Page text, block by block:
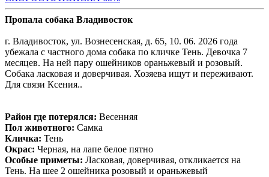
Пропала собака Владивосток
г. Владивосток, ул. Вознесенская, д. 65, 10. 06. 2026 года
убежала с частного дома собака по кличке Тень. Девочка 7
месяцев. На ней пару ошейников ораньжевый и розовый.
Собака ласковая и доверчивая. Хозяева ищут и переживают.
Для связи Ксения..
Район где потерялся: Весенняя
Пол животного: Самка
Кличка: Тень
Окрас: Черная, на лапе белое пятно
Особые приметы: Ласковая, доверчивая, откликается на
Тень. На шее 2 ошейника розовый и ораньжевый